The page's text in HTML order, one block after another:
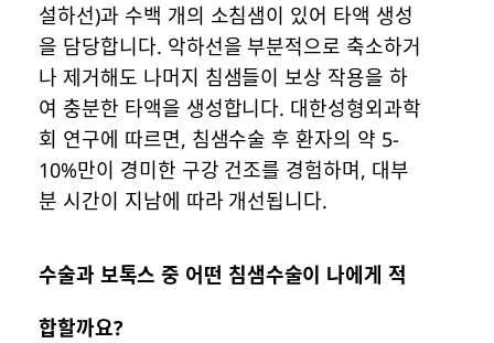
설하선)과 수백 개의 소침샘이 있어 타액 생성
을 담당합니다. 악하선을 부분적으로 축소하거
나 제거해도 나머지 침샘들이 보상 작용을 하
여 충분한 타액을 생성합니다. 대한성형외과학
회 연구에 따르면, 침샘수술 후 환자의 약 5-
10%만이 경미한 구강 건조를 경험하며, 대부
분 시간이 지남에 따라 개선됩니다.
수술과 보톡스 중 어떤 침샘수술이 나에게 적
합할까요?